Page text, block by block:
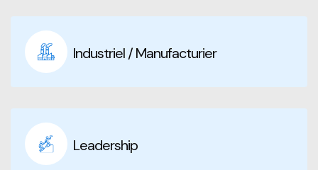
Industriel / Manufacturier
Leadership